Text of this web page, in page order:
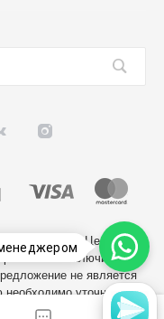
защищены. Цены и
носят исключительно
не является
уточнять у